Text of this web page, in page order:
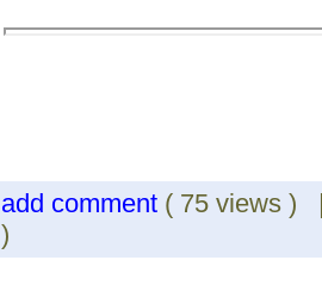
add comment ( 75 views
)